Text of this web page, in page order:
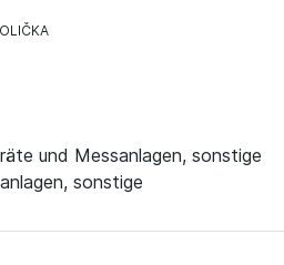
und Messanlagen, sonstige
sonstige